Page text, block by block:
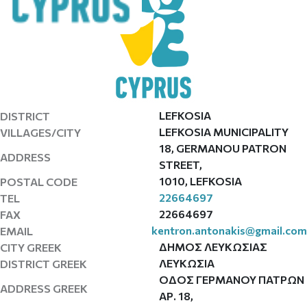
DISTRICT
LEFKOSIA
VILLAGES/CITY
LEFKOSIA MUNICIPALITY
ADDRESS
18, GERMANOU PATRON
STREET,
POSTAL CODE
1010, LEFKOSIA
TEL
22664697
FAX
22664697
EMAIL
kentron.antonakis@gmail.com
CITY GREEK
ΔΗΜΟΣ ΛΕΥΚΩΣΙΑΣ
DISTRICT GREEK
ΛΕΥΚΩΣΙΑ
ADDRESS GREEK
ΟΔΟΣ ΓΕΡΜΑΝΟΥ ΠΑΤΡΩΝ
ΑΡ. 18,